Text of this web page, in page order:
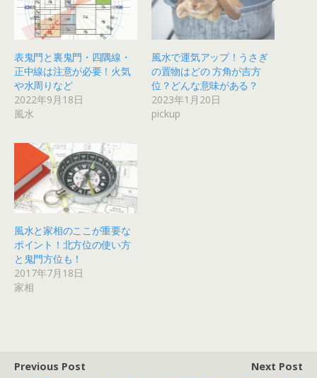
表鬼門と裏鬼門・四隅線・
正中線は注意が必要！火気
や水周りなど
2022年9月18日
風水
風水で運気アップ！うさぎ
の置物はどの 方角が吉方
位？どんな意味がある？
2023年1月20日
pickup
風水と家相のここが重要な
ポイント！北方位の使い方
と鬼門方位も！
2017年7月18日
家相
Previous Post
Next Post